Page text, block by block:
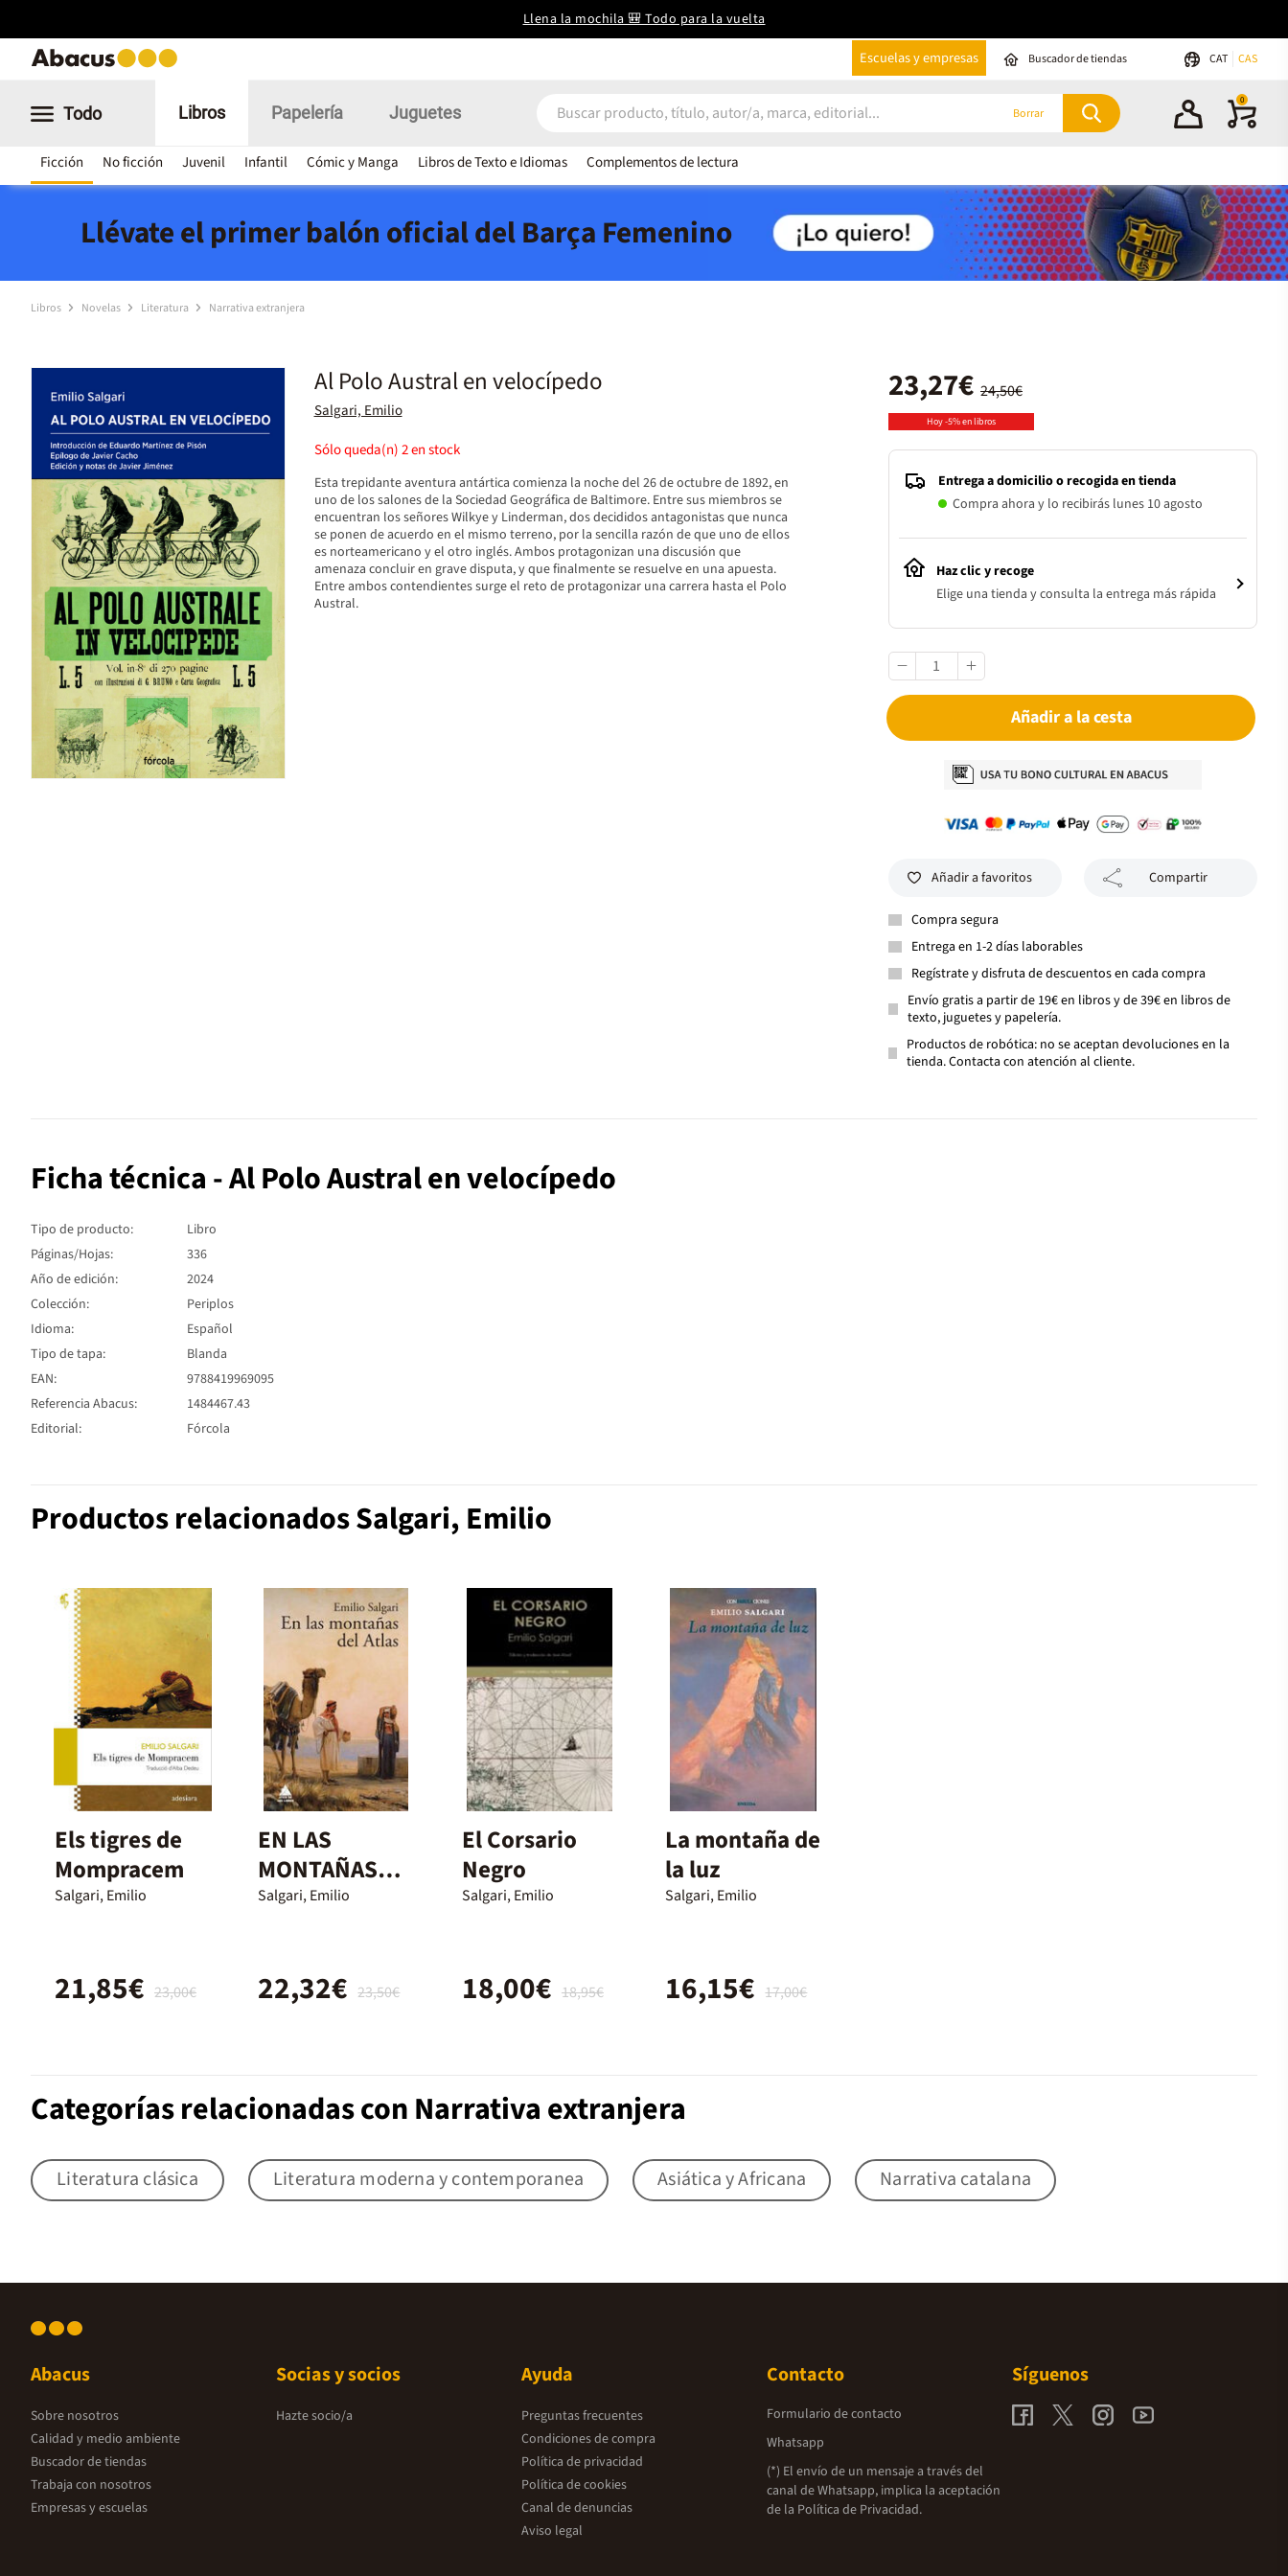
Llena la mochila 🎒 Todo para la vuelta
Escuelas y empresas Buscador de tiendas CAT CAS
Todo Libros
Ficción No ficción Juvenil Infantil Cómic y Manga Libros de Texto e Idiomas Complementos de lectura
Papelería Juguetes Borrar
0
Llévate el primer balón oficial del Barça Femenino
Libros Novelas Literatura Narrativa extranjera
Al Polo Austral en velocípedo
Salgari, Emilio
Sólo queda(n)2en stock
Esta trepidante aventura antártica comienza la noche del 26 de octubre de 1892, en
uno de los salones de la Sociedad Geográfica de Baltimore. Entre sus miembros se
encuentran los señores Wilkye y Linderman, dos decididos antagonistas que nunca
se ponen de acuerdo en el mismo terreno, por la sencilla razón de que uno de ellos
es norteamericano y el otro inglés. Ambos protagonizan una discusión que
amenaza concluir en grave disputa, y que finalmente se resuelve en una apuesta.
Entre ambos contendientes surge el reto de protagonizar una carrera hasta el Polo
Austral.
24,50€
23,27€
Hoy -5% en libros
Entrega a domicilio o recogida en tienda
Compra ahora y lo recibirás lunes 10 agosto
Haz clic y recoge
Elige una tienda y consulta la entrega más rápida
Añadir a la cesta
Añadir a favoritos Compartir
Compra segura
Entrega en 1-2 días laborables
Regístrate y disfruta de descuentos en cada compra
Envío gratis a partir de 19€ en libros y de 39€ en libros de
texto, juguetes y papelería.
Productos de robótica: no se aceptan devoluciones en la
tienda. Contacta con atención al cliente.
Ficha técnica - Al Polo Austral en velocípedo
Tipo de producto:
Libro
Páginas/Hojas:
336
Año de edición:
2024
Colección:
Periplos
Idioma:
Español
Tipo de tapa:
Blanda
EAN:
9788419969095
Referencia Abacus:
1484467.43
Editorial:
Fórcola
Productos relacionados Salgari, Emilio
Els tigres de
Mompracem
Salgari, Emilio
23,00€
21,85€
EN LAS
MONTAÑAS
DEL ATLAS
Salgari, Emilio
23,50€
22,32€
El Corsario
Negro
Salgari, Emilio
18,95€
18,00€
La montaña de
la luz
Salgari, Emilio
17,00€
16,15€
Categorías relacionadas con Narrativa extranjera
Literatura clásica Literatura moderna y contemporanea Asiática y Africana Narrativa catalana
Abacus
Sobre nosotros
Calidad y medio ambiente
Buscador de tiendas
Trabaja con nosotros
Empresas y escuelas
Socias y socios
Hazte socio/a
Ayuda
Preguntas frecuentes
Condiciones de compra
Política de privacidad
Política de cookies
Canal de denuncias
Aviso legal
Contacto
Formulario de contacto
Whatsapp
(*) El envío de un mensaje a través del
canal de Whatsapp, implica la aceptación
de la Política de Privacidad.
Síguenos